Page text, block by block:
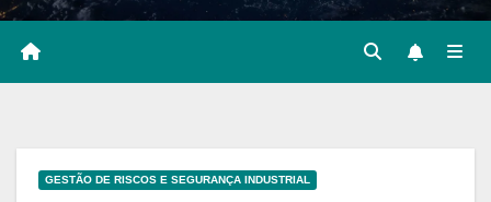
GESTÃO DE RISCOS E SEGURANÇA INDUSTRIAL